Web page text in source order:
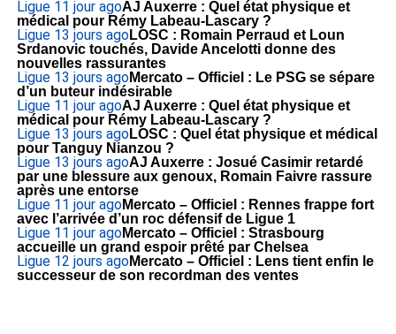
Ligue 11 jour agoAJ Auxerre : Quel état physique et
médical pour Rémy Labeau-Lascary ?
Ligue 13 jours agoLOSC : Romain Perraud et Loun
Srdanovic touchés, Davide Ancelotti donne des
nouvelles rassurantes
Ligue 13 jours agoMercato – Officiel : Le PSG se sépare
d’un buteur indésirable
Ligue 11 jour agoAJ Auxerre : Quel état physique et
médical pour Rémy Labeau-Lascary ?
Ligue 13 jours agoLOSC : Quel état physique et médical
pour Tanguy Nianzou ?
Ligue 13 jours agoAJ Auxerre : Josué Casimir retardé
par une blessure aux genoux, Romain Faivre rassure
après une entorse
Ligue 11 jour agoMercato – Officiel : Rennes frappe fort
avec l’arrivée d’un roc défensif de Ligue 1
Ligue 11 jour agoMercato – Officiel : Strasbourg
accueille un grand espoir prêté par Chelsea
Ligue 12 jours agoMercato – Officiel : Lens tient enfin le
successeur de son recordman des ventes